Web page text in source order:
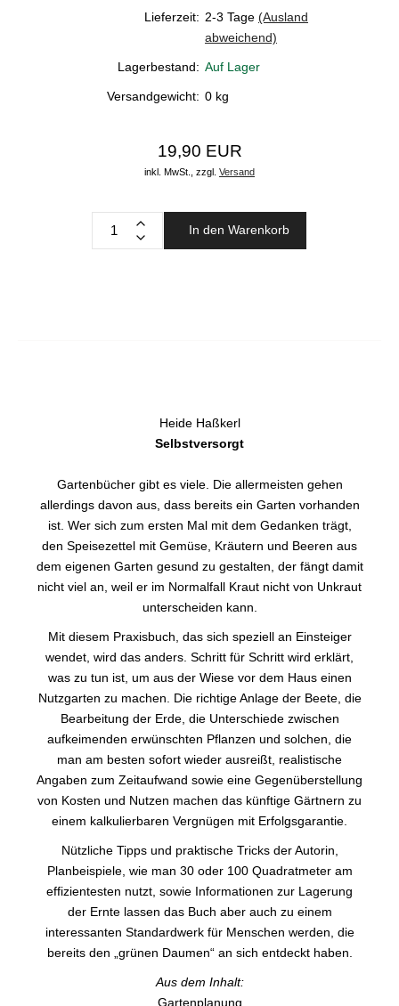
Lieferzeit: 2-3 Tage (Ausland
abweichend)
Lagerbestand: Auf Lager
Versandgewicht: 0 kg
19,90 EUR
inkl. MwSt., zzgl. Versand
In den Warenkorb
Heide Haßkerl
Selbstversorgt
Gartenbücher gibt es viele. Die allermeisten gehen
allerdings davon aus, dass bereits ein Garten vorhanden
ist. Wer sich zum ersten Mal mit dem Gedanken trägt,
den Speisezettel mit Gemüse, Kräutern und Beeren aus
dem eigenen Garten gesund zu gestalten, der fängt damit
nicht viel an, weil er im Normalfall Kraut nicht von Unkraut
unterscheiden kann.
Mit diesem Praxisbuch, das sich speziell an Einsteiger
wendet, wird das anders. Schritt für Schritt wird erklärt,
was zu tun ist, um aus der Wiese vor dem Haus einen
Nutzgarten zu machen. Die richtige Anlage der Beete, die
Bearbeitung der Erde, die Unterschiede zwischen
aufkeimenden erwünschten Pflanzen und solchen, die
man am besten sofort wieder ausreißt, realistische
Angaben zum Zeitaufwand sowie eine Gegenüberstellung
von Kosten und Nutzen machen das künftige Gärtnern zu
einem kalkulierbaren Vergnügen mit Erfolgsgarantie.
Nützliche Tipps und praktische Tricks der Autorin,
Planbeispiele, wie man 30 oder 100 Quadratmeter am
effizientesten nutzt, sowie Informationen zur Lagerung
der Ernte lassen das Buch aber auch zu einem
interessanten Standardwerk für Menschen werden, die
bereits den „grünen Daumen“ an sich entdeckt haben.
Aus dem Inhalt:
Gartenplanung